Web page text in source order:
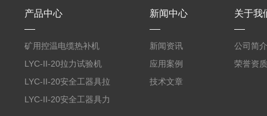
产品中心
矿用控温电缆热补机
LYC-II-20拉力试验机
LYC-II-20安全工器具拉
力试验机
LYC-II-20安全工器具力
新闻中心
新闻资讯
应用案例
技术文章
关于我
公司简介
荣誉资质